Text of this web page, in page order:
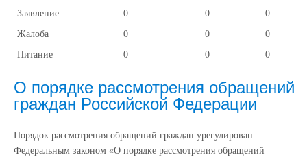
Заявление
0 0
0
Жалоба
0 0
0
Питание
0 0 0
О порядке рассмотрения обращений
граждан Российской Федерации
Порядок рассмотрения обращений граждан урегулирован
Федеральным законом «О порядке рассмотрения обращений